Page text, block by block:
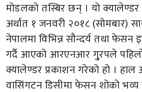
मोडलको तस्बिर छन् । यो क्यालेण्डर
अर्थात १ जनवरी २०१८ (सोमबार)
नेपालमा विभिन्न सौन्दर्य तथा
गर्दै आएको आरएनआर गु्रपले
क्यालेण्डर प्रकाशन गरेको हो । हाल
वासिंगटन डिसीमा फेसन शोको भव्य